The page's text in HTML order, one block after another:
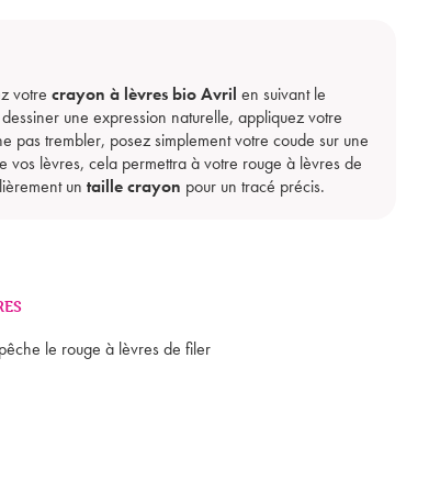
votre crayon à lèvres bio Avril en suivant le
une expression naturelle, appliquez votre
pas trembler, posez simplement votre coude sur une
vos lèvres, cela permettra à votre rouge à lèvres de
un taille crayon pour un tracé précis.
le rouge à lèvres de filer